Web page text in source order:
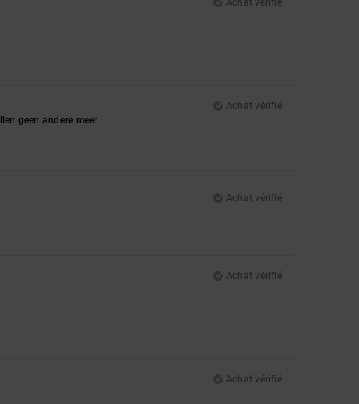
Achat vérifié
Achat vérifié
geen andere meer
Achat vérifié
Achat vérifié
Achat vérifié